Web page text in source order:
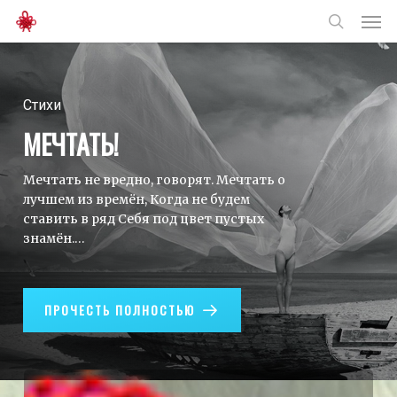
Skip
to
search
Стихи
МЕЧТАТЬ!
Мечтать не вредно, говорят. Мечтать о
лучшем из времён, Когда не будем
ставить в ряд Себя под цвет пустых
знамён.…
ПРОЧЕСТЬ ПОЛНОСТЬЮ
Что